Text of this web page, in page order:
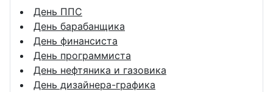
День ППС
День барабанщика
День финансиста
День программиста
День нефтяника и газовика
День дизайнера-графика